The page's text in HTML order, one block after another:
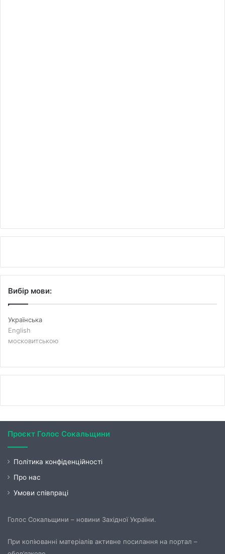
Вибір мови:
Українська
English
московитською
Проєкт Голос Сокальщини
Політика конфіденційності
Про нас
Умови співпраці
Голос Сокальщини – новини Західної України.
При копіюванні матеріалів активне посилання на портал –